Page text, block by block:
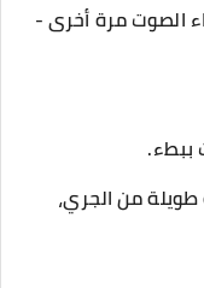
الصوت مرة أخرى -
ببطء.
من الجري،